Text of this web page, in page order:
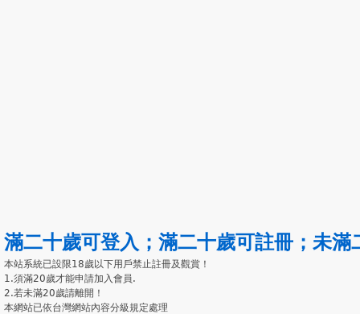
滿二十歲可登入 ； 滿二十歲可註冊 ； 未滿
本站系統已設限18歲以下用戶禁止註冊及觀賞！
1.須滿20歲才能申請加入會員.
2.若未滿20歲請離開！
本網站已依台灣網站內容分級規定處理